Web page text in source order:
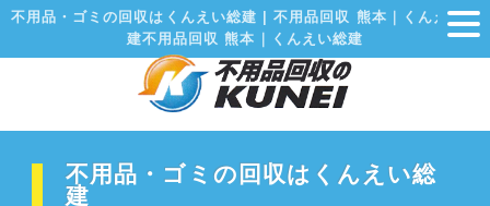
不用品・ゴミの回収はくんえい総建 | 不用品回収 熊本｜くんえい総
建不用品回収 熊本｜くんえい総建
不用品・ゴミの回収はくんえい総
建